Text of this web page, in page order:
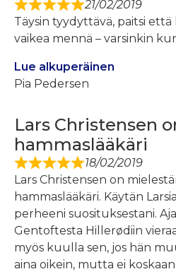
21/02/2019
Täysin tyydyttävä, paitsi
vaikea mennä – varsinkin
Lue alkuperäinen
Pia Pedersen
Lars Christensen
hammaslääkäri
18/02/2019
Lars Christensen on
hammaslääkäri. Käytän
perheeni suosituksestani.
Gentoftesta Hillerødiin
myös kuulla sen, jos hän
aina oikein, mutta ei